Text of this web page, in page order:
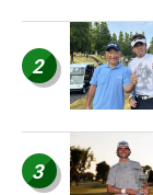
2
3